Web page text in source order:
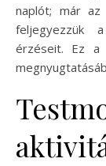
naplót; már az
feljegyezzük
érzéseit. Ez